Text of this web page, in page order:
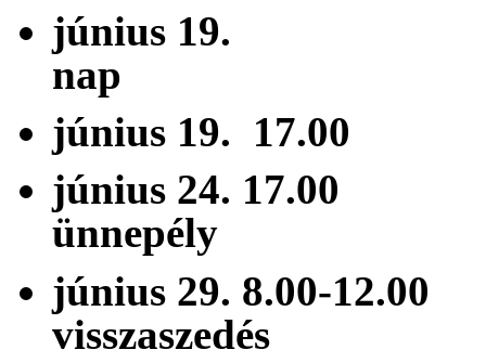
június 19.
nap
június 19.
június 24.
ünnepély
június 29.
visszaszedés